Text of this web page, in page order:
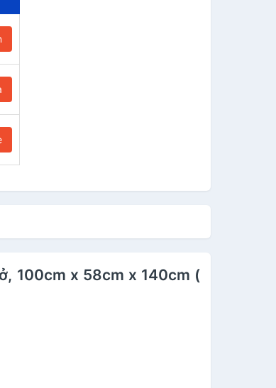
100cm x 58cm x 140cm (